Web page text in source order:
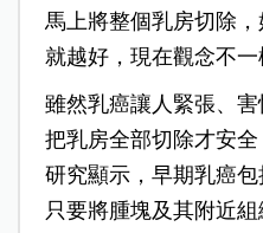
馬上將整個乳房切除
就越好，現在觀念不一
雖然乳癌讓人緊張、
把乳房全部切除才安
研究顯示，早期乳癌
只要將腫塊及其附近